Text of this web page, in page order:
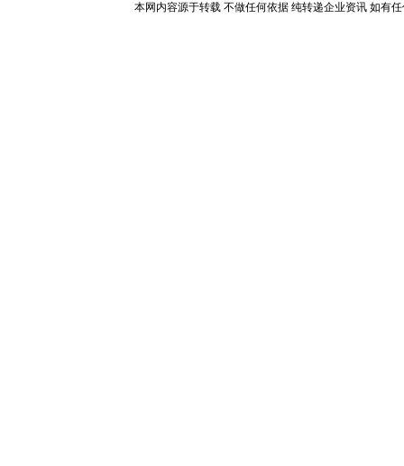
本网内容源于转载 不做任何依据 纯转递企业资讯 如有